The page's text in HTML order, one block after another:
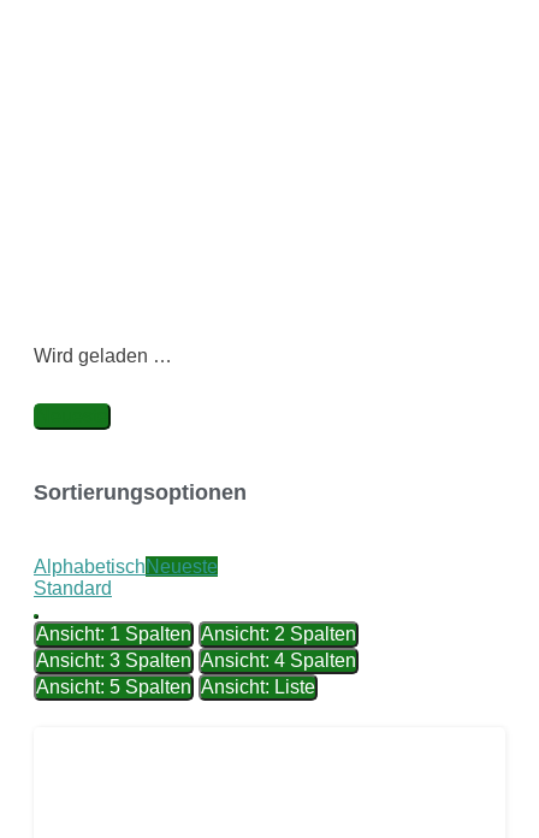
Wird geladen …
Sortierungsoptionen
AlphabetischNeueste
Standard
Ansicht: 1 Spalten Ansicht: 2 Spalten
Ansicht: 3 Spalten Ansicht: 4 Spalten
Ansicht: 5 Spalten Ansicht: Liste